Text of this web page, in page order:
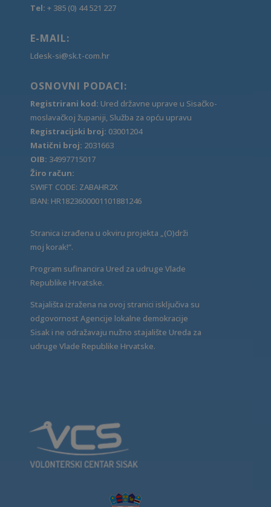
Tel: + 385 (0) 44 521 227
E-MAIL:
Ldesk-si@sk.t-com.hr
OSNOVNI PODACI:
Registrirani kod: Ured državne uprave u Sisačko-
moslavačkoj županiji, Služba za opću upravu
Registracijski broj: 03001204
Matični broj: 2031663
OIB: 34997715017
Žiro račun:
SWIFT CODE: ZABAHR2X
IBAN: HR1823600001101881246
Stranica izrađena u okviru projekta „(O)drži
moj korak!“.
Program sufinancira Ured za udruge Vlade
Republike Hrvatske.
Stajališta izražena na ovoj stranici isključiva su
odgovornost Agencije lokalne demokracije
Sisak i ne odražavaju nužno stajalište Ureda za
udruge Vlade Republike Hrvatske.